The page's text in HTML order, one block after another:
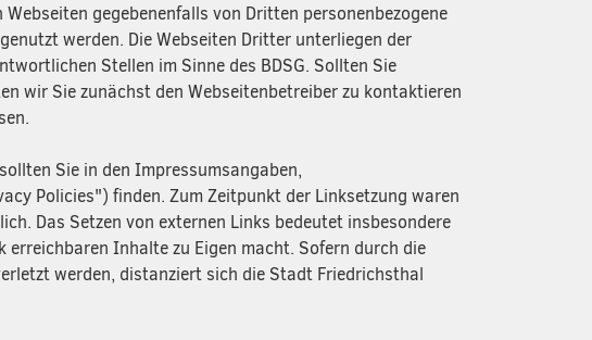
gegebenenfalls von Dritten personenbezogene
werden. Die Webseiten Dritter unterliegen der
Stellen im Sinne des BDSG. Sollten Sie
wir Sie zunächst den Webseitenbetreiber zu kontaktieren
Sie in den Impressumsangaben,
Policies") finden. Zum Zeitpunkt der Linksetzung waren
Das Setzen von externen Links bedeutet insbesondere
Inhalte zu Eigen macht. Sofern durch die
werden, distanziert sich die Stadt Friedrichsthal